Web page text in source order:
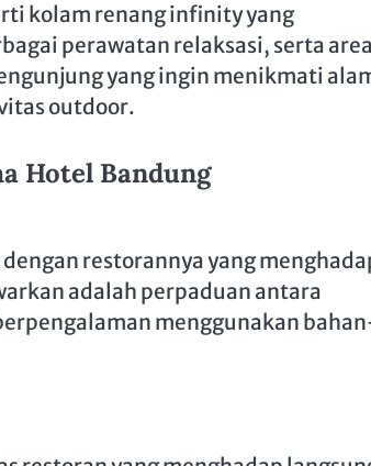
kolam renang infinity yang
perawatan relaksasi, serta area
yang ingin menikmati
outdoor.
Hotel Bandung
restorannya yang
adalah perpaduan antara
menggunakan